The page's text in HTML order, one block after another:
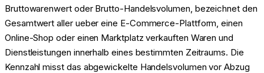
Bruttowarenwert oder Brutto-Handelsvolumen, bezeichnet den
Gesamtwert aller ueber eine E-Commerce-Plattform, einen
Online-Shop oder einen Marktplatz verkauften Waren und
Dienstleistungen innerhalb eines bestimmten Zeitraums. Die
Kennzahl misst das abgewickelte Handelsvolumen vor Abzug